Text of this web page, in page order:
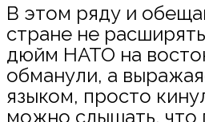
В этом ряду и
стране не
дюйм НАТО на
обманули, а
языком, просто
можно слышать, что